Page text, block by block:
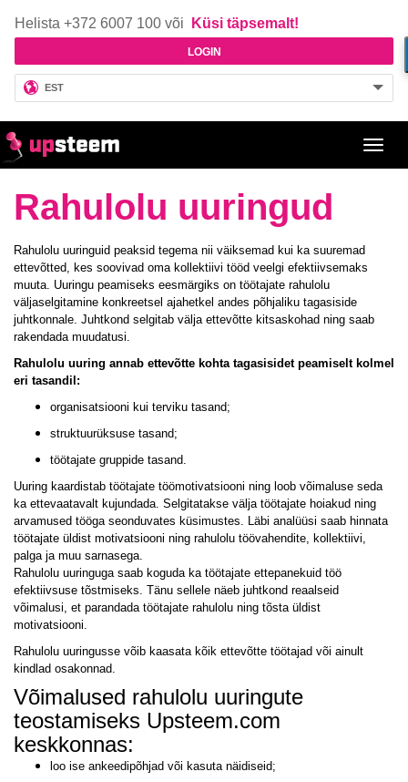
Helista +372 6007 100 või Küsi täpsemalt!
LOGIN
EST
Rahulolu uuringud
Rahulolu uuringuid peaksid tegema nii väiksemad kui ka suuremad
ettevõtted, kes soovivad oma kollektiivi tööd veelgi efektiivsemaks
muuta. Uuringu peamiseks eesmärgiks on töötajate rahulolu
väljaselgitamine konkreetsel ajahetkel andes põhjaliku tagasiside
juhtkonnale. Juhtkond selgitab välja ettevõtte kitsaskohad ning saab
rakendada muudatusi.
Rahulolu uuring annab ettevõtte kohta tagasisidet peamiselt kolmel
eri tasandil:
organisatsiooni kui terviku tasand;
struktuurüksuse tasand;
töötajate gruppide tasand.
Uuring kaardistab töötajate töömotivatsiooni ning loob võimaluse seda
ka ettevaatavalt kujundada. Selgitatakse välja töötajate hoiakud ning
arvamused tööga seonduvates küsimustes. Läbi analüüsi saab hinnata
töötajate üldist motivatsiooni ning rahulolu töövahendite, kollektiivi,
palga ja muu sarnasega.
Rahulolu uuringuga saab koguda ka töötajate ettepanekuid töö
efektiivsuse tõstmiseks. Tänu sellele näeb juhtkond reaalseid
võimalusi, et parandada töötajate rahulolu ning tõsta üldist
motivatsiooni.
Rahulolu uuringusse võib kaasata kõik ettevõtte töötajad või ainult
kindlad osakonnad.
Võimalused rahulolu uuringute
teostamiseks Upsteem.com
keskkonnas:
loo ise ankeedipõhjad või kasuta näidiseid;